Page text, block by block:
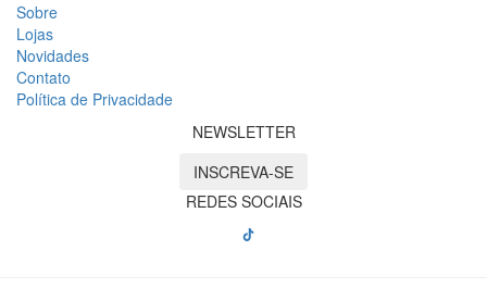
Sobre
Lojas
Novidades
Contato
Política de Privacidade
NEWSLETTER
INSCREVA-SE
REDES SOCIAIS